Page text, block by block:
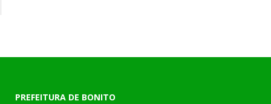
PREFEITURA DE BONITO